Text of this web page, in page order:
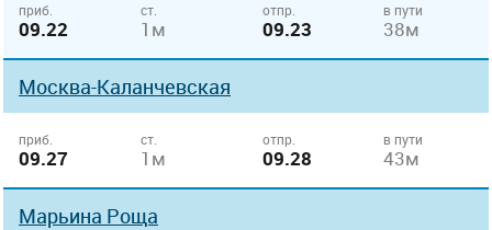
приб.
09.22
ст.
1м
отпр.
09.23
в пути
38м
Москва-Каланчевская
приб.
09.27
ст.
1м
отпр.
09.28
в пути
43м
Марьина Роща